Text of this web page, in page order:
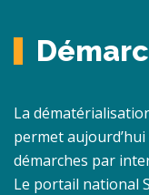
La
permet
démarches par
Le portail national